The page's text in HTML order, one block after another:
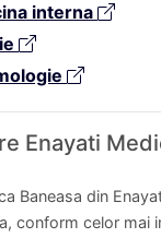
interna
Enayati
Baneasa din
conform celor mai